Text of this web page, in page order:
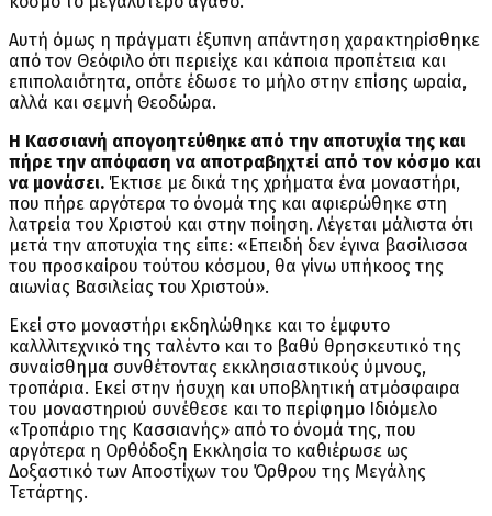
Αυτή όμως η πράγματι έξυπνη απάντηση χαρακτηρίσθηκε
από τον Θεόφιλο ότι περιείχε και κάποια προπέτεια και
επιπολαιότητα, οπότε έδωσε το μήλο στην επίσης ωραία,
αλλά και σεμνή Θεοδώρα.
Η Κασσιανή απογοητεύθηκε από την αποτυχία της και
πήρε την απόφαση να αποτραβηχτεί από τον κόσμο και
να μονάσει. Έκτισε με δικά της χρήματα ένα μοναστήρι,
που πήρε αργότερα το όνομά της και αφιερώθηκε στη
λατρεία του Χριστού και στην ποίηση. Λέγεται μάλιστα ότι
μετά την αποτυχία της είπε: «Επειδή δεν έγινα βασίλισσα
του προσκαίρου τούτου κόσμου, θα γίνω υπήκοος της
αιωνίας Βασιλείας του Χριστού».
Εκεί στο μοναστήρι εκδηλώθηκε και το έμφυτο
καλλλιτεχνικό της ταλέντο και το βαθύ θρησκευτικό της
συναίσθημα συνθέτοντας εκκλησιαστικούς ύμνους,
τροπάρια. Εκεί στην ήσυχη και υποβλητική ατμόσφαιρα
του μοναστηριού συνέθεσε και το περίφημο Ιδιόμελο
«Τροπάριο της Κασσιανής» από το όνομά της, που
αργότερα η Ορθόδοξη Εκκλησία το καθιέρωσε ως
Δοξαστικό των Αποστίχων του Όρθρου της Μεγάλης
Τετάρτης.